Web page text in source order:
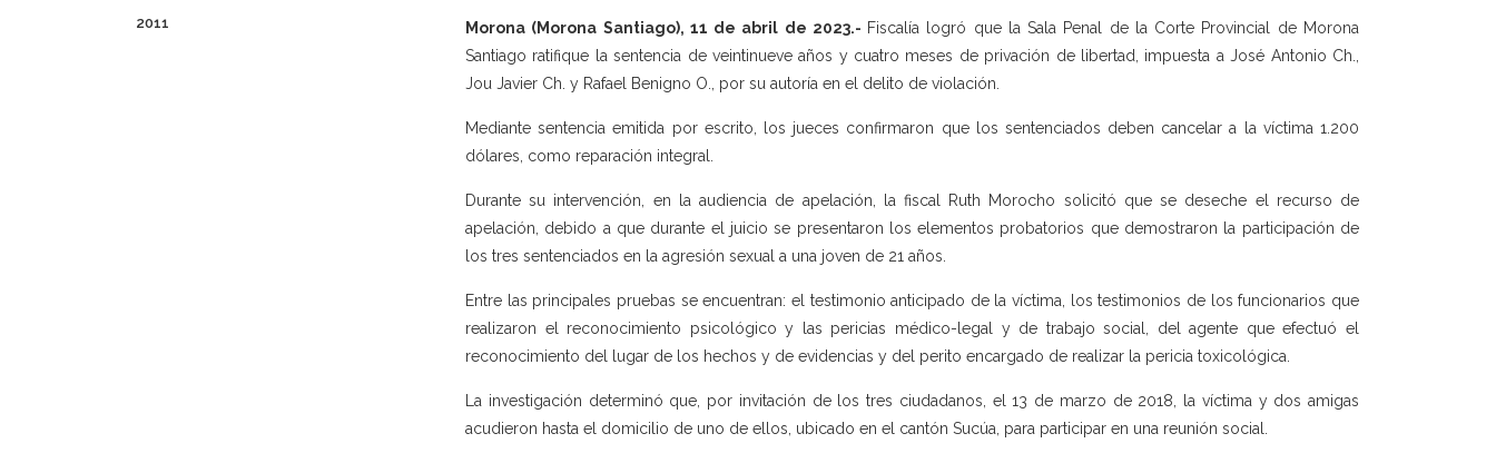
2011 Morona (Morona Santiago), 11 de abril de 2023.- Fiscalía logró que la Sala Penal de la Corte Provincial de Morona
Santiago ratifique la sentencia de veintinueve años y cuatro meses de privación de libertad, impuesta a José Antonio Ch.,
Jou Javier Ch. y Rafael Benigno O., por su autoría en el delito de violación.
Mediante sentencia emitida por escrito, los jueces confirmaron que los sentenciados deben cancelar a la víctima 1.200
dólares, como reparación integral.
Durante su intervención, en la audiencia de apelación, la fiscal Ruth Morocho solicitó que se deseche el recurso de
apelación, debido a que durante el juicio se presentaron los elementos probatorios que demostraron la participación de
los tres sentenciados en la agresión sexual a una joven de 21 años.
Entre las principales pruebas se encuentran: el testimonio anticipado de la víctima, los testimonios de los funcionarios que
realizaron el reconocimiento psicológico y las pericias médico-legal y de trabajo social, del agente que efectuó el
reconocimiento del lugar de los hechos y de evidencias y del perito encargado de realizar la pericia toxicológica.
La investigación determinó que, por invitación de los tres ciudadanos, el 13 de marzo de 2018, la víctima y dos amigas
acudieron hasta el domicilio de uno de ellos, ubicado en el cantón Sucúa, para participar en una reunión social.